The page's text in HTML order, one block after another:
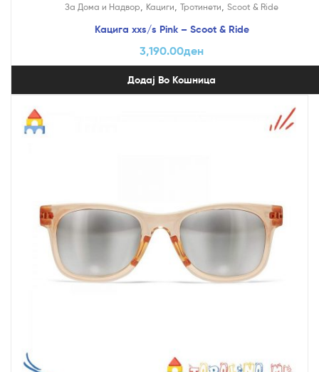
За Дома и Надвор Кациги Тротинети Scoot & Ride
Кацига xxs/s Pink – Scoot & Ride
3,190.00ден
Додај Во Кошница